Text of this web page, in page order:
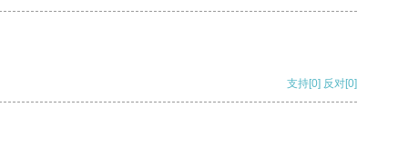
支持[0] 反对[0]